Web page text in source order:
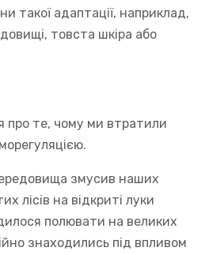
такої адаптації, наприклад,
товста шкіра або
про те, чому ми втратили
змусив наших
лісів на відкриті луки
полювати на великих
знаходились під впливом